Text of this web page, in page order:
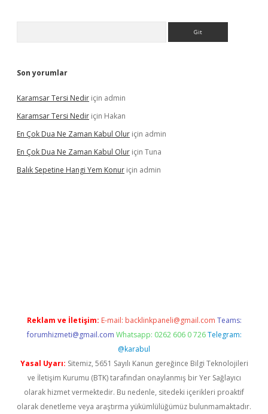
Son yorumlar
Karamsar Tersi Nedir için admin
Karamsar Tersi Nedir için Hakan
En Çok Dua Ne Zaman Kabul Olur için admin
En Çok Dua Ne Zaman Kabul Olur için Tuna
Balık Sepetine Hangi Yem Konur için admin
Reklam ve İletişim: E-mail: backlinkpaneli@gmail.com Teams:
forumhizmeti@gmail.com Whatsapp: 0262 606 0 726 Telegram:
@karabul
Yasal Uyarı: Sitemiz, 5651 Sayılı Kanun gereğince Bilgi Teknolojileri
ve İletişim Kurumu (BTK) tarafından onaylanmış bir Yer Sağlayıcı
olarak hizmet vermektedir. Bu nedenle, sitedeki içerikleri proaktif
olarak denetleme veya araştırma yükümlülüğümüz bulunmamaktadır.